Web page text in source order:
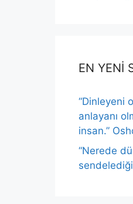
EN YENİ
“Dinleyeni
anlayanı
insan.”
“Nerede